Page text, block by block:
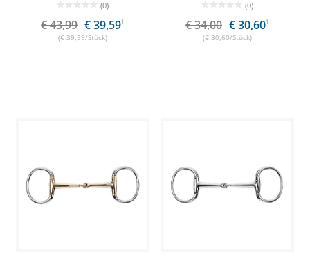
(0)
€ 43,99 € 39,591
(€ 39,59/Stück)
(0)
€ 34,00 € 30,601
(€ 30,60/Stück)